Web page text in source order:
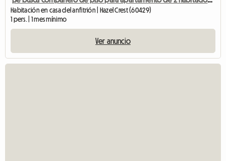
Habitación en casa del anfitrión | Hazel Crest (60429)
1 pers. | 1 mes mínimo
Ver anuncio